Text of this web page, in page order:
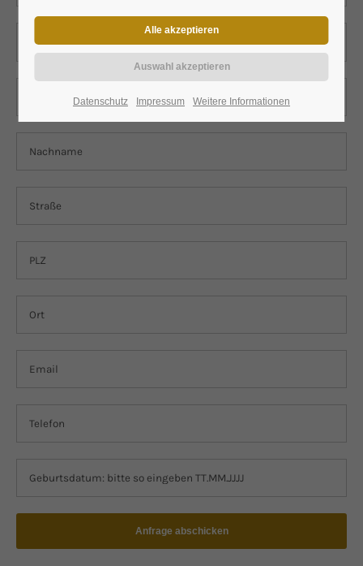
Anfrage abschicken
Datenschutz Impressum Weitere Informationen